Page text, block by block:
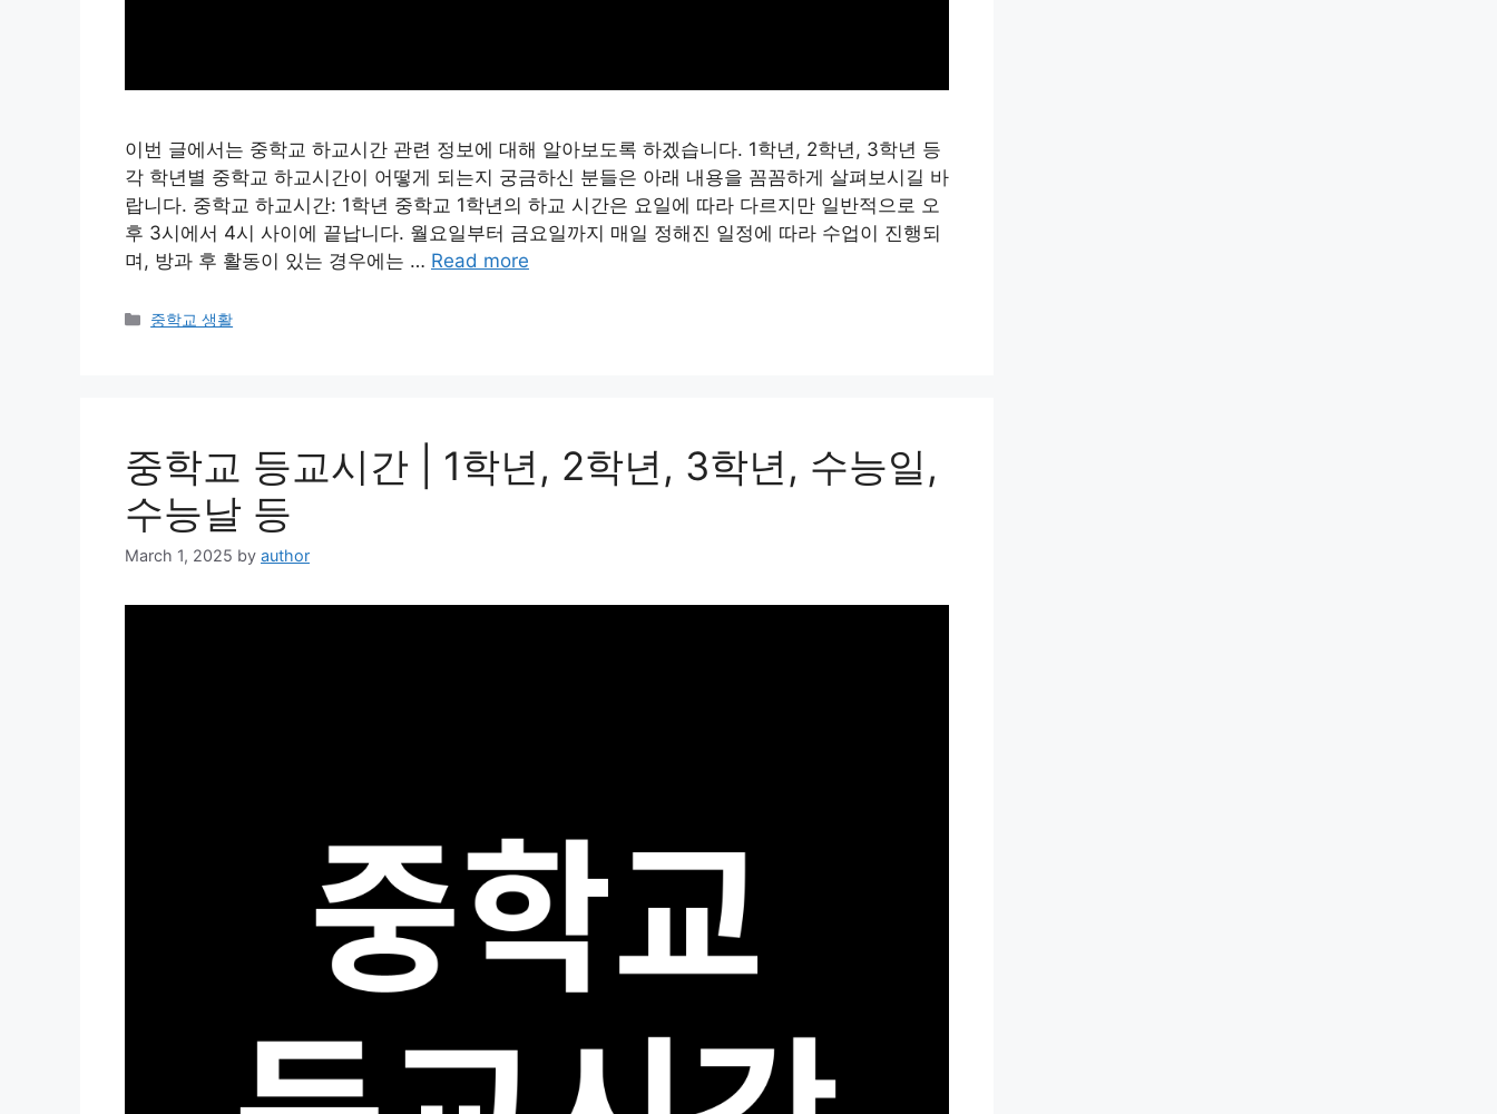
이번 글에서는 중학교 하교시간 관련 정보에 대해 알아보도록 하겠습니다. 1학년, 2학년, 3학년 등
각 학년별 중학교 하교시간이 어떻게 되는지 궁금하신 분들은 아래 내용을 꼼꼼하게 살펴보시길 바
랍니다. 중학교 하교시간: 1학년 중학교 1학년의 하교 시간은 요일에 따라 다르지만 일반적으로 오
후 3시에서 4시 사이에 끝납니다. 월요일부터 금요일까지 매일 정해진 일정에 따라 수업이 진행되
며, 방과 후 활동이 있는 경우에는 … Read more
Categories
중학교 생활
중학교 등교시간 | 1학년, 2학년, 3학년, 수능일,
수능날 등
March 1, 2025 by author